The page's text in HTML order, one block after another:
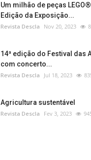
Um milhão de peças
Edição da Exposição...
Revista Descla Nov 20, 2023
14ª edição do Festival das
com concerto...
Revista Descla Jul 18, 2023
Agricultura sustentável
Revista Descla Fev 3, 2023